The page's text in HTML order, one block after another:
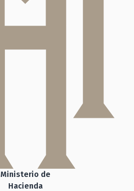
Ministerio de
Hacienda